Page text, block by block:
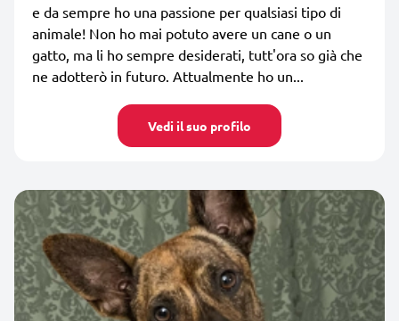
e da sempre ho una passione per qualsiasi tipo di
animale! Non ho mai potuto avere un cane o un
gatto, ma li ho sempre desiderati, tutt'ora so già che
ne adotterò in futuro. Attualmente ho un...
Vedi il suo profilo